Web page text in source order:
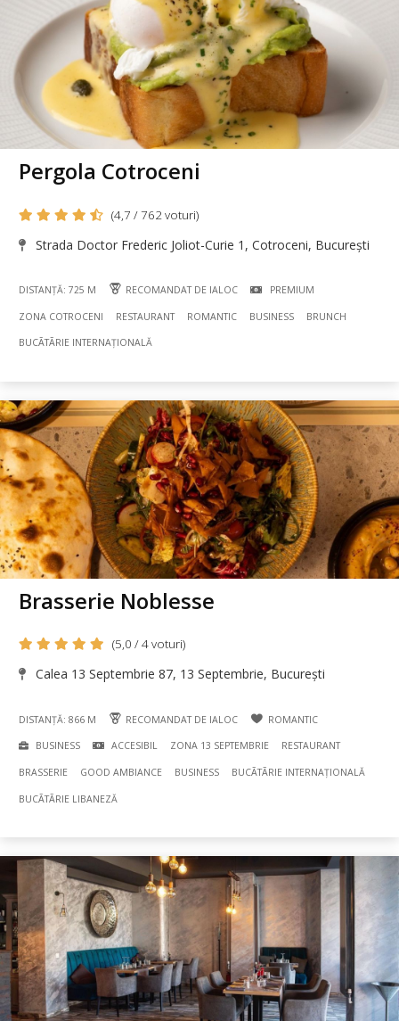
Pergola Cotroceni
(4,7 / 762 voturi)
Strada Doctor Frederic Joliot-Curie 1, Cotroceni, București
DISTANȚĂ: 725 M RECOMANDAT DE IALOC PREMIUM
ZONA COTROCENI RESTAURANT ROMANTIC BUSINESS BRUNCH
BUCÃTÃRIE INTERNAȚIONALĂ
Brasserie Noblesse
(5,0 / 4 voturi)
Calea 13 Septembrie 87, 13 Septembrie, București
DISTANȚĂ: 866 M RECOMANDAT DE IALOC ROMANTIC
BUSINESS ACCESIBIL ZONA 13 SEPTEMBRIE RESTAURANT
BRASSERIE GOOD AMBIANCE BUSINESS BUCÃTÃRIE INTERNAȚIONALĂ
BUCÃTÃRIE LIBANEZĂ